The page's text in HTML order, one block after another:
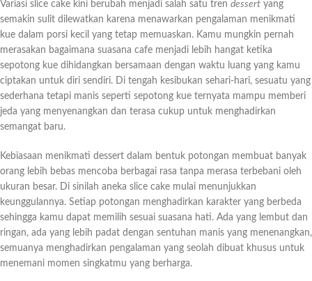
Variasi slice cake kini berubah menjadi salah satu tren dessert yang
semakin sulit dilewatkan karena menawarkan pengalaman menikmati
kue dalam porsi kecil yang tetap memuaskan. Kamu mungkin pernah
merasakan bagaimana suasana cafe menjadi lebih hangat ketika
sepotong kue dihidangkan bersamaan dengan waktu luang yang kamu
ciptakan untuk diri sendiri. Di tengah kesibukan sehari-hari, sesuatu yang
sederhana tetapi manis seperti sepotong kue ternyata mampu memberi
jeda yang menyenangkan dan terasa cukup untuk menghadirkan
semangat baru.
Kebiasaan menikmati dessert dalam bentuk potongan membuat banyak
orang lebih bebas mencoba berbagai rasa tanpa merasa terbebani oleh
ukuran besar. Di sinilah aneka slice cake mulai menunjukkan
keunggulannya. Setiap potongan menghadirkan karakter yang berbeda
sehingga kamu dapat memilih sesuai suasana hati. Ada yang lembut dan
ringan, ada yang lebih padat dengan sentuhan manis yang menenangkan,
semuanya menghadirkan pengalaman yang seolah dibuat khusus untuk
menemani momen singkatmu yang berharga.